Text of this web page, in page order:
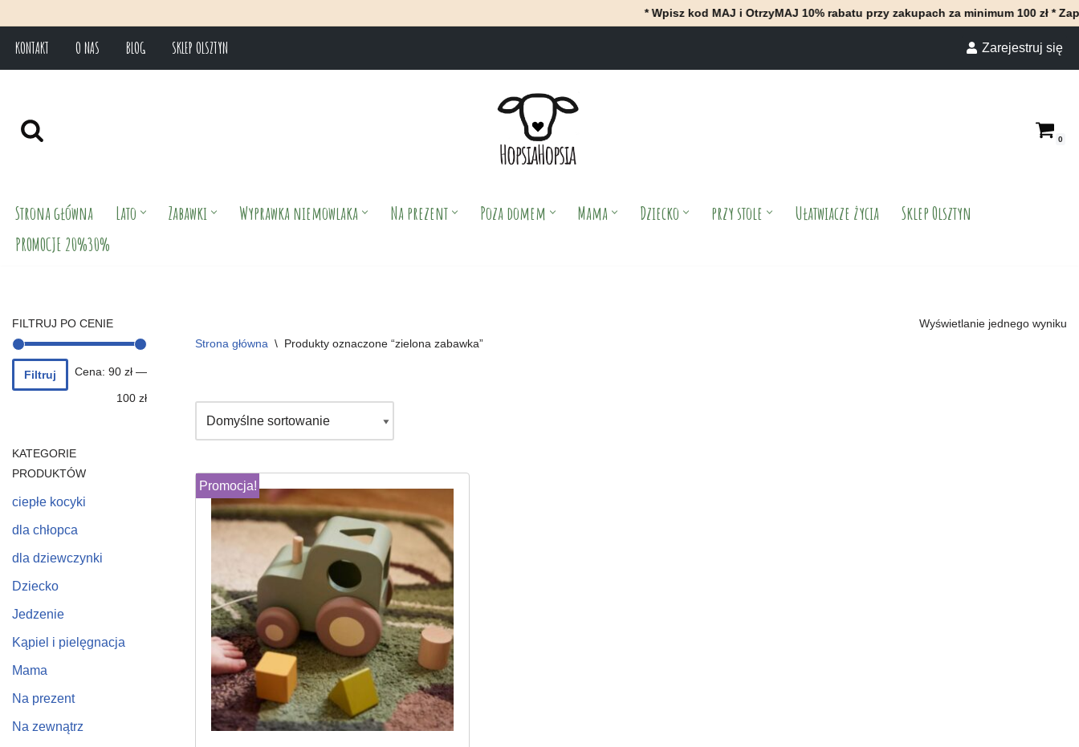
* Wpisz kod MAJ i OtrzyMAJ 10% rabatu przy zakupach za minimum 100 zł *
Przejdź
KONTAKT O NAS BLOG SKLEP OLSZTYN Zarejestruj się
0
Strona główna Lato Zabawki Wyprawka niemowlaka Na prezent Poza domem Mama Dziecko przy stole Ułatwiacze życia
Sklep Olsztyn
PROMOCJE 20%30%
FILTRUJ PO CENIE
Filtruj Cena:90 zł —
100 zł
KATEGORIE
PRODUKTÓW
ciepłe kocyki
dla chłopca
dla dziewczynki
Dziecko
Jedzenie
Kąpiel i pielęgnacja
Mama
Na prezent
Na zewnątrz
Strona główna \ Produkty oznaczone “zielona zabawka”
Wyświetlanie jednego wyniku
Promocja!